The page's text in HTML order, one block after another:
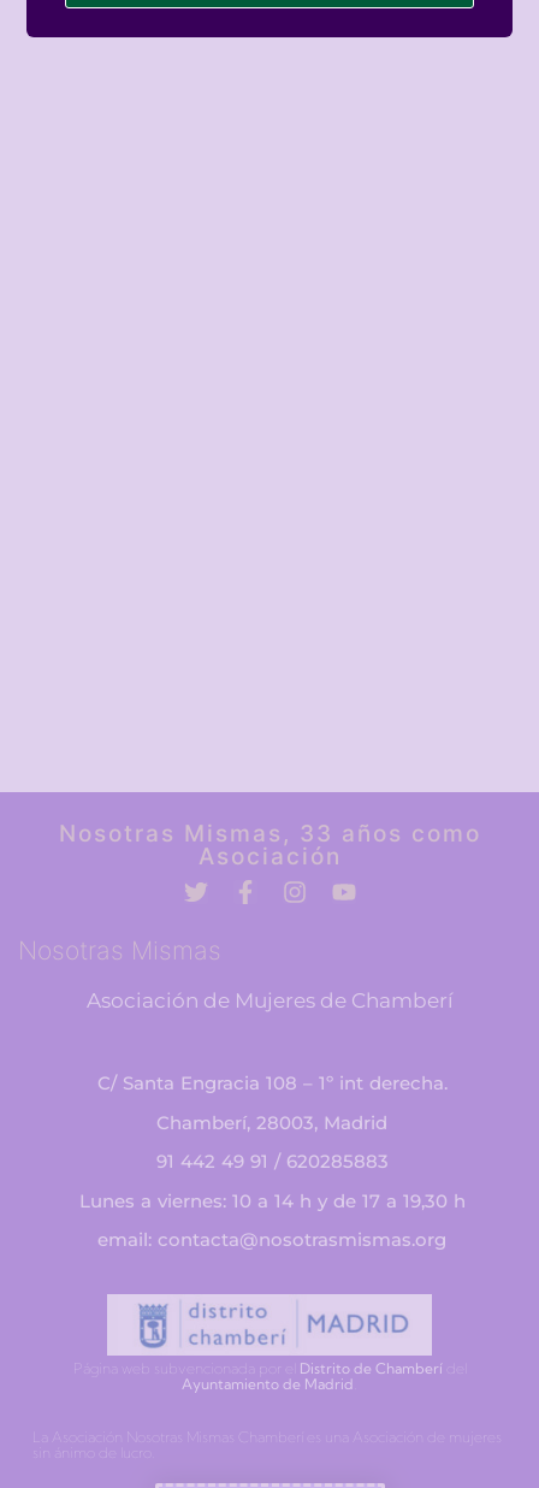
Nosotras Mismas, 33 años como
Asociación
Nosotras Mismas
Asociación de Mujeres de Chamberí
C/ Santa Engracia 108 – 1º int derecha.
Chamberí, 28003, Madrid
91 442 49 91 / 620285883
Lunes a viernes: 10 a 14 h y de 17 a 19,30 h
email: contacta@nosotrasmismas.org
Página web subvencionada por el Distrito de Chamberídel
Ayuntamiento de Madrid
La Asociación Nosotras Mismas Chamberí es una Asociación de mujeres
sin ánimo de lucro.